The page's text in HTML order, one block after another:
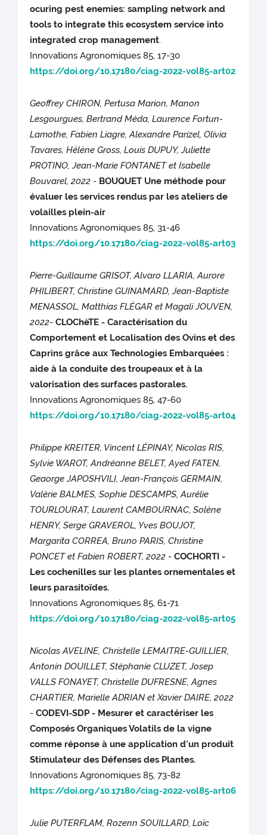
ocuring pest enemies: sampling network and
tools to integrate this ecosystem service into
integrated crop management.
Innovations Agronomiques 85, 17-30
https://doi.org/10.17180/ciag-2022-vol85-art02
Geoffrey CHIRON, Pertusa Marion, Manon
Lesgourgues, Bertrand Méda, Laurence Fortun-
Lamothe, Fabien Liagre, Alexandre Parizel, Olivia
Tavares, Hélène Gross, Louis DUPUY, Juliette
PROTINO, Jean-Marie FONTANET et Isabelle
Bouvarel, 2022 - BOUQUET Une méthode pour
évaluer les services rendus par les ateliers de
volailles plein-air
Innovations Agronomiques 85, 31-46
https://doi.org/10.17180/ciag-2022-vol85-art03
Pierre-Guillaume GRISOT, Alvaro LLARIA, Aurore
PHILIBERT, Christine GUINAMARD, Jean-Baptiste
MENASSOL, Matthias FLÉGAR et Magali JOUVEN,
2022-CLOChèTE - Caractérisation du
Comportement et Localisation des Ovins et des
Caprins grâce aux Technologies Embarquées :
aide à la conduite des troupeaux et à la
valorisation des surfaces pastorales.
Innovations Agronomiques 85, 47-60
https://doi.org/10.17180/ciag-2022-vol85-art04
Philippe KREITER, Vincent LÉPINAY, Nicolas RIS,
Sylvie WAROT, Andréanne BELET, Ayed FATEN,
Geaorge JAPOSHVILI, Jean-François GERMAIN,
Valérie BALMES, Sophie DESCAMPS, Aurélie
TOURLOURAT, Laurent CAMBOURNAC, Solène
HENRY, Serge GRAVEROL, Yves BOUJOT,
Margarita CORREA, Bruno PARIS, Christine
PONCET et Fabien ROBERT, 2022 -COCHORTI -
Les cochenilles sur les plantes ornementales et
leurs parasitoïdes.
Innovations Agronomiques 85, 61-71
https://doi.org/10.17180/ciag-2022-vol85-art05
Nicolas AVELINE, Christelle LEMAITRE-GUILLIER,
Antonin DOUILLET, Stéphanie CLUZET, Josep
VALLS FONAYET, Christelle DUFRESNE, Agnes
CHARTIER, Marielle ADRIAN et Xavier DAIRE, 2022
-CODEVI-SDP - Mesurer et caractériser les
Composés Organiques Volatils de la vigne
comme réponse à une application d'un produit
Stimulateur des Défenses des Plantes.
Innovations Agronomiques 85, 73-82
https://doi.org/10.17180/ciag-2022-vol85-art06
Julie PUTERFLAM, Rozenn SOUILLARD, Loïc